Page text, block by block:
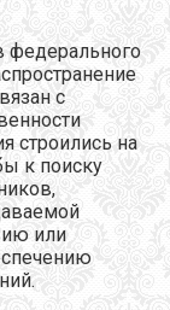
федерального
с
строились на
к поиску
или